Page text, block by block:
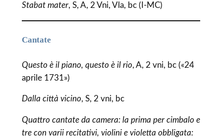
Stabat mater, S, A, 2 Vni, Vla, bc (I-MC)
Cantate
Questo è il piano, questo è il rio, A, 2 vni, bc («24
aprile 1731»)
Dalla città vicino, S, 2 vni, bc
Quattro cantate da camera: la prima per cimbalo e
tre con varii recitativi, violini e violetta obbligata: